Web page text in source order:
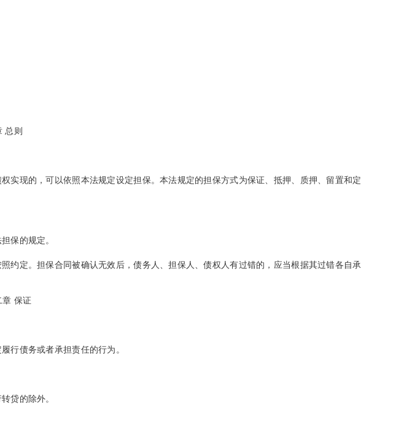
总则
实现的，可以依照本法规定设定担保。本法规定的担保方式为保证、抵押、质押、留置和定
保的规定。
约定。担保合同被确认无效后，债务人、担保人、债权人有过错的，应当根据其过错各自承
章 保证
行债务或者承担责任的行为。
贷的除外。